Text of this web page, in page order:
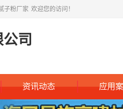
子粉厂家 欢迎您的访问！
司
资讯动态 应用